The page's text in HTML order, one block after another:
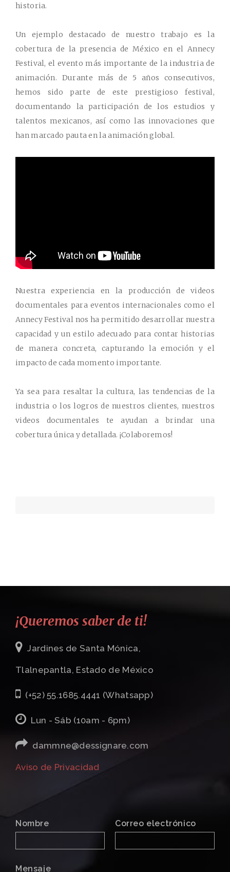
historia.
Un ejemplo destacado de nuestro trabajo es la
cobertura de la presencia de México en el Annecy
Festival, el evento más importante de la industria de
animación. Durante más de 5 años consecutivos,
hemos sido parte de este prestigioso festival,
documentando la participación de los estudios y
talentos mexicanos, así como las innovaciones que
han marcado pauta en la animación global.
Nuestra experiencia en la producción de videos
documentales para eventos internacionales como el
Annecy Festival nos ha permitido desarrollar nuestra
capacidad y un estilo adecuado para contar historias
de manera concreta, capturando la emoción y el
impacto de cada momento importante.
Ya sea para resaltar la cultura, las tendencias de la
industria o los logros de nuestros clientes, nuestros
videos documentales te ayudan a brindar una
cobertura única y detallada. ¡Colaboremos!
¡Queremos saber de ti!
Jardines de Santa Mónica,
Tlalnepantla, Estado de México
(+52) 55.1685.4441 (Whatsapp)
Lun - Sáb (10am - 6pm)
dammne@dessignare.com
Aviso de Privacidad
Nombre Correo electrónico
Mensaje